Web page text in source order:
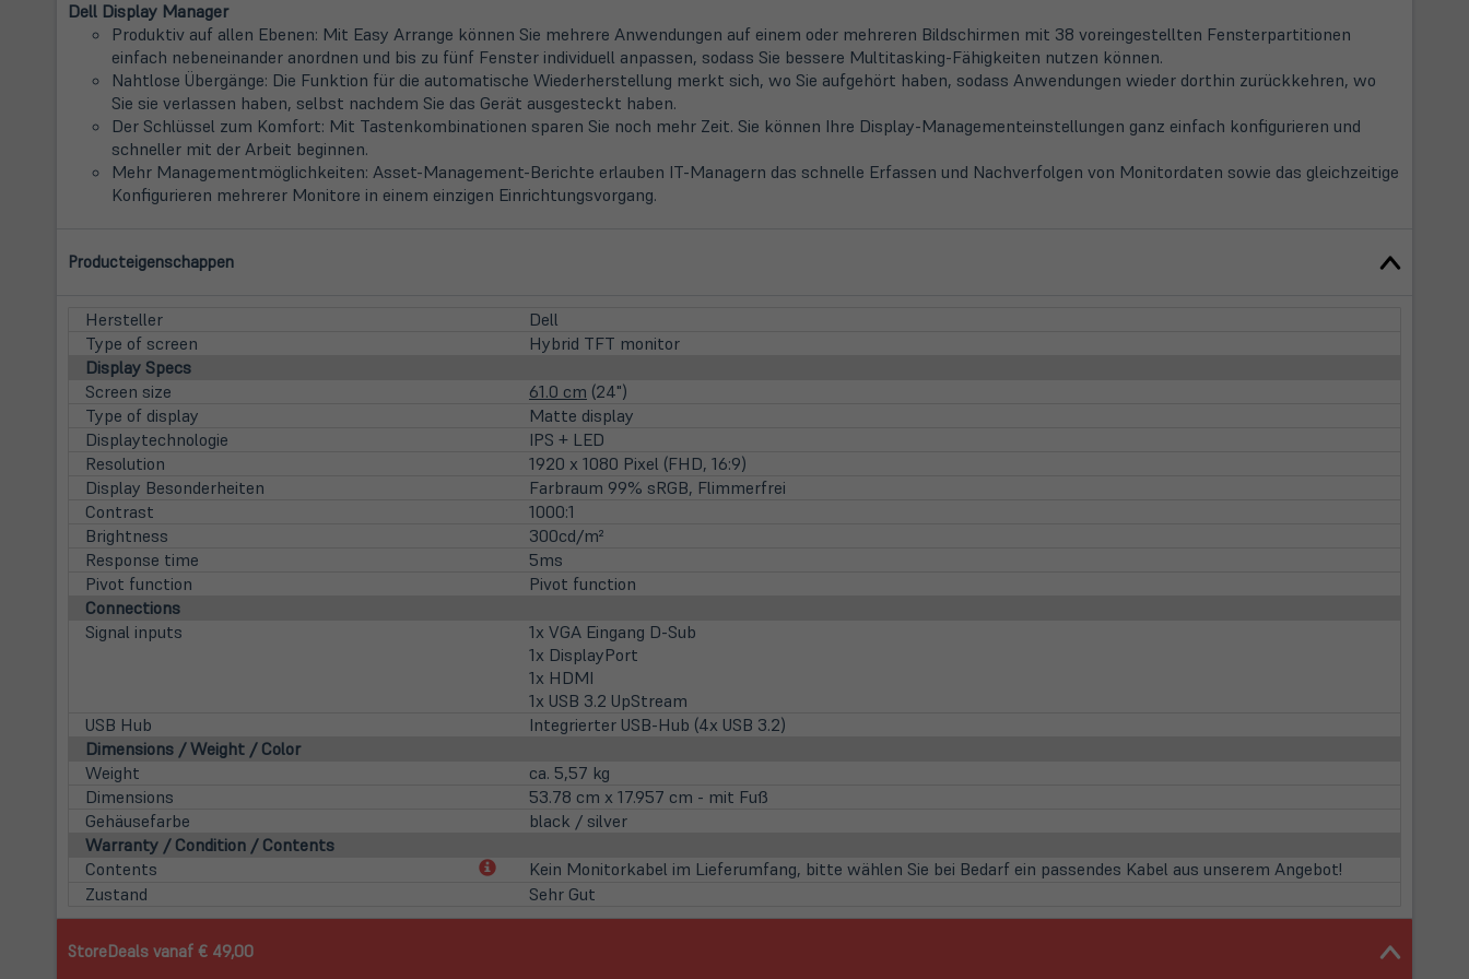
Dell Display Manager
Produktiv auf allen Ebenen: Mit Easy Arrange können Sie mehrere Anwendungen auf einem oder mehreren Bildschirmen mit 38 voreingestellten Fensterpartitionen
einfach nebeneinander anordnen und bis zu fünf Fenster individuell anpassen, sodass Sie bessere Multitasking-Fähigkeiten nutzen können.
Nahtlose Übergänge: Die Funktion für die automatische Wiederherstellung merkt sich, wo Sie aufgehört haben, sodass Anwendungen wieder dorthin zurückkehren, wo
Sie sie verlassen haben, selbst nachdem Sie das Gerät ausgesteckt haben.
Der Schlüssel zum Komfort: Mit Tastenkombinationen sparen Sie noch mehr Zeit. Sie können Ihre Display-Managementeinstellungen ganz einfach konfigurieren und
schneller mit der Arbeit beginnen.
Mehr Managementmöglichkeiten: Asset-Management-Berichte erlauben IT-Managern das schnelle Erfassen und Nachverfolgen von Monitordaten sowie das gleichzeitige
Konfigurieren mehrerer Monitore in einem einzigen Einrichtungsvorgang.
Producteigenschappen
Hersteller
Dell
Type of screen
Hybrid TFT monitor
Display Specs
Screen size
61.0 cm (24")
Type of display
Matte display
Displaytechnologie
IPS + LED
Resolution
1920 x 1080 Pixel (FHD, 16:9)
Display Besonderheiten
Farbraum 99% sRGB, Flimmerfrei
Contrast
1000:1
Brightness
300cd/m²
Response time
5ms
Pivot function
Pivot function
Connections
Signal inputs
1x VGA Eingang D-Sub
1x DisplayPort
1x HDMI
1x USB 3.2 UpStream
USB Hub
Integrierter USB-Hub (4x USB 3.2)
Dimensions / Weight / Color
Weight
ca. 5,57 kg
Dimensions
53.78 cm x 17.957 cm - mit Fuß
Gehäusefarbe
black / silver
Warranty / Condition / Contents
Contents
(öffnet
neuem
Kein Monitorkabel im Lieferumfang, bitte wählen Sie bei Bedarf ein passendes Kabel aus unserem Angebot!
Zustand
Sehr Gut
StoreDeals vanaf € 49,00